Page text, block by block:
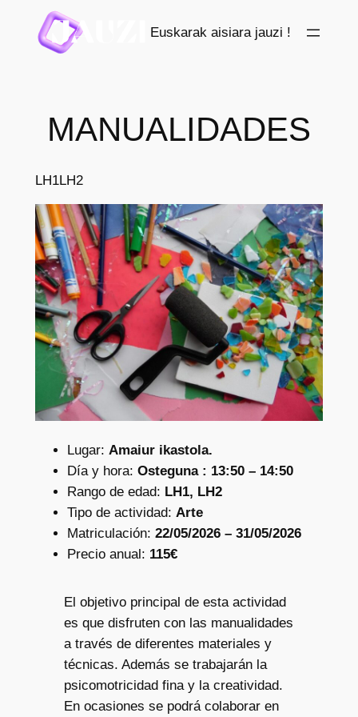
contenido
Euskarak aisiara jauzi !
MANUALIDADES
LH1LH2
Lugar: Amaiur ikastola.
Día y hora: Osteguna : 13:50 – 14:50
Rango de edad: LH1, LH2
Tipo de actividad: Arte
Matriculación: 22/05/2026 – 31/05/2026
Precio anual: 115€
El objetivo principal de esta actividad
es que disfruten con las manualidades
a través de diferentes materiales y
técnicas. Además se trabajarán la
psicomotricidad fina y la creatividad.
En ocasiones se podrá colaborar en